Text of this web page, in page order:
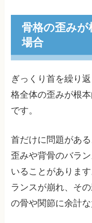
骨格の歪み
場合
ぎっくり首を繰り
格全体の歪みが根
です。
首だけに問題があ
歪みや背骨のバラ
いることがありま
ランスが崩れ、そ
の骨や関節に余計